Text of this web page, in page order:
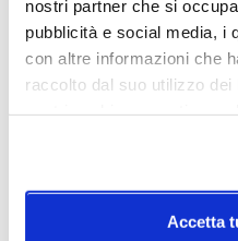
nostri partner che si
pubblicità e social media, i
con altre informazioni che
raccolto dal suo utilizzo
Accetta
Caratteristiche
Cod.Art.
CA090DLUWDI
Colore led
Dimmerazione